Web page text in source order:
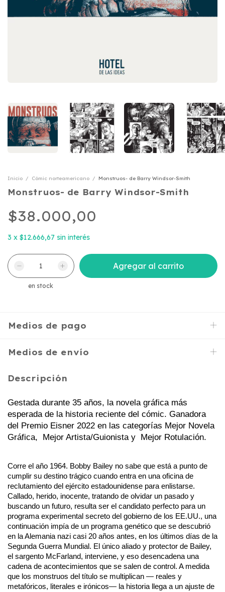
Inicio / Cómic norteamericano / Monstruos- de Barry Windsor-Smith
Monstruos- de Barry Windsor-Smith
$38.000,00
3 x $12.666,67 sin interés
en stock
Medios de pago
Medios de envío
Descripción
Gestada durante 35 años, la novela gráfica más
esperada de la historia reciente del cómic. Ganadora
del Premio Eisner 2022 en las categorías Mejor Novela
Gráfica,  Mejor Artista/Guionista y  Mejor Rotulación.
Corre el año 1964. Bobby Bailey no sabe que está a punto de
cumplir su destino trágico cuando entra en una oficina de
reclutamiento del ejército estadounidense para enlistarse.
Callado, herido, inocente, tratando de olvidar un pasado y
buscando un futuro, resulta ser el candidato perfecto para un
programa experimental secreto del gobierno de los EE.UU., una
continuación impía de un programa genético que se descubrió
en la Alemania nazi casi 20 años antes, en los últimos días de la
Segunda Guerra Mundial. El único aliado y protector de Bailey,
el sargento McFarland, interviene, y eso desencadena una
cadena de acontecimientos que se salen de control. A medida
que los monstruos del título se multiplican — reales y
metafóricos, literales e irónicos— la historia llega a un ajuste de